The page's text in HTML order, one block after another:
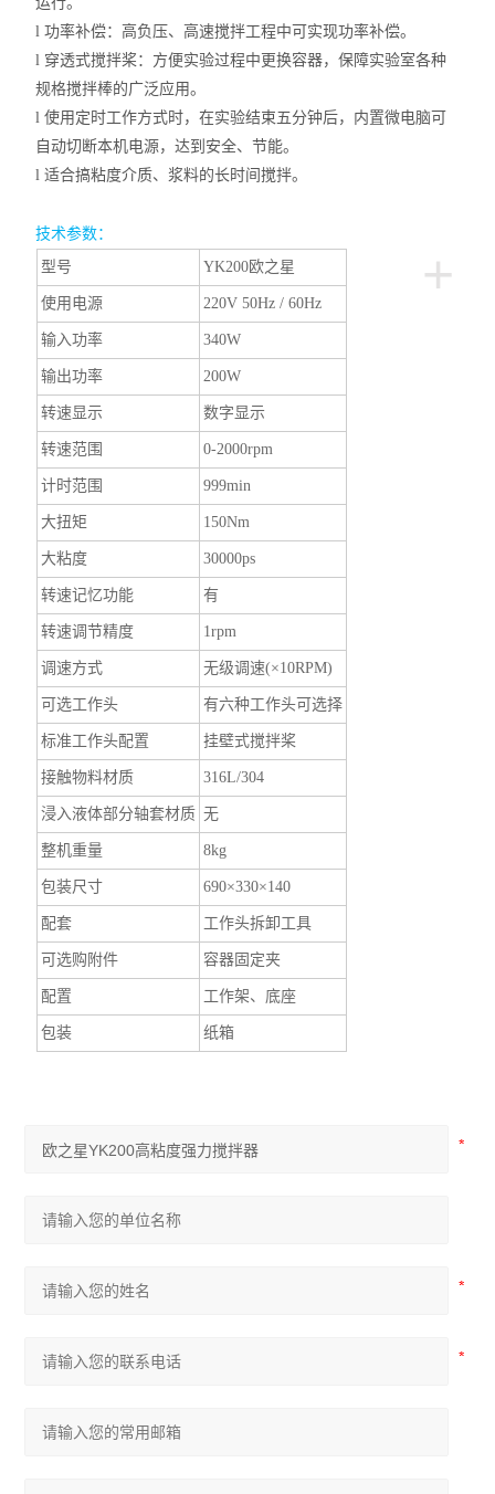
l功率补偿：高负压、高速搅拌工程中可实现功率补偿。
l 穿透式搅拌桨：方便实验过程中更换容器，保障实验室各种
规格搅拌棒的广泛应用。
l使用定时工作方式时，在实验结束五分钟后，内置微电脑可
自动切断本机电源，达到安全、节能。
l适合搞粘度介质、浆料的长时间搅拌。
技术参数：
+
型号 YK200欧之星
使用电源 220V 50Hz / 60Hz
输入功率 340W
输出功率 200W
转速显示 数字显示
转速范围 0-2000rpm
计时范围 999min
大扭矩 150Nm
大粘度 30000ps
转速记忆功能 有
转速调节精度 1rpm
调速方式 无级调速(×10RPM)
可选工作头 有六种工作头可选择
标准工作头配置 挂壁式搅拌桨
接触物料材质 316L/304
浸入液体部分轴套材质 无
整机重量 8kg
包装尺寸 690×330×140
配套 工作头拆卸工具
可选购附件 容器固定夹
配置 工作架、底座
包装 纸箱